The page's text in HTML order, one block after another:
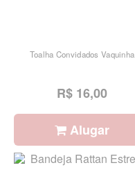
Toalha Convidados Vaquinha
R$ 16,00
Alugar